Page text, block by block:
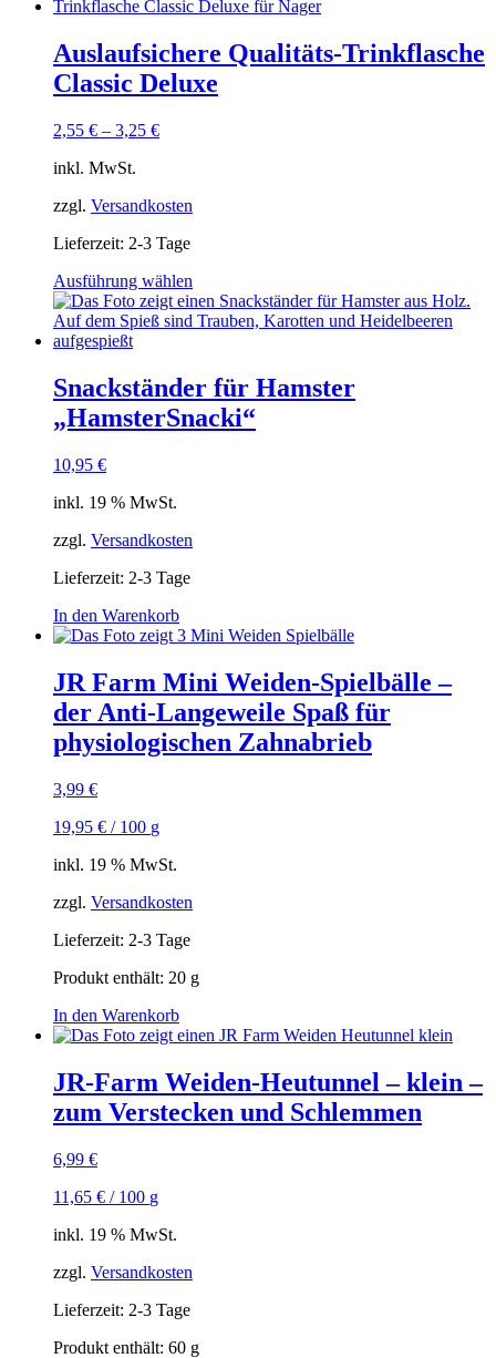
Auslaufsichere Qualitäts-Trinkflasche
Classic Deluxe
2,55 € – 3,25 €
inkl. MwSt.
zzgl. Versandkosten
Lieferzeit: 2-3 Tage
Ausführung wählen
Dieses
Produkt
weist
Varianten
auf.
Die
können
auf
der
gewählt
Snackständer für Hamster
„HamsterSnacki“
10,95 €
inkl. 19 % MwSt.
zzgl. Versandkosten
Lieferzeit: 2-3 Tage
In den Warenkorb
JR Farm Mini Weiden-Spielbälle –
der Anti-Langeweile Spaß für
physiologischen Zahnabrieb
3,99 €
19,95 € / 100 g
inkl. 19 % MwSt.
zzgl. Versandkosten
Lieferzeit: 2-3 Tage
Produkt enthält: 20 g
In den Warenkorb
JR-Farm Weiden-Heutunnel – klein –
zum Verstecken und Schlemmen
6,99 €
11,65 € / 100 g
inkl. 19 % MwSt.
zzgl. Versandkosten
Lieferzeit: 2-3 Tage
Produkt enthält: 60 g